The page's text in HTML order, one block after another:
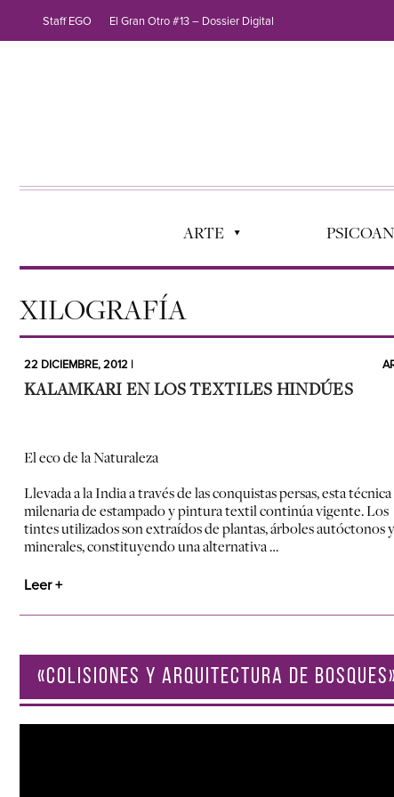
Staff EGO El Gran Otro #13 – Dossier Digital
ARTE
XILOGRAFÍA
22 DICIEMBRE, 2012 |
KALAMKARI EN LOS TEXTILES HINDÚES
El eco de la Naturaleza
Llevada a la India a través de las conquistas persas, esta técnica
milenaria de estampado y pintura textil continúa vigente. Los
tintes utilizados son extraídos de plantas, árboles autóctonos y
minerales, constituyendo una alternativa …
Leer +
«COLISIONES Y ARQUITECTURA DE